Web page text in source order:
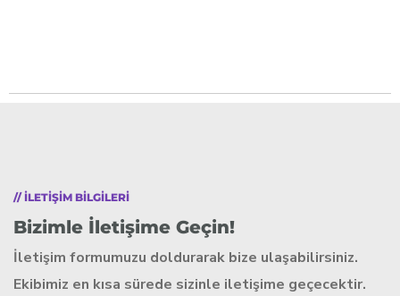
// ILETIŞIM BILGILERI
Bizimle İletişime Geçin!
İletişim formumuzu doldurarak bize ulaşabilirsiniz.
Ekibimiz en kısa sürede sizinle iletişime geçecektir.